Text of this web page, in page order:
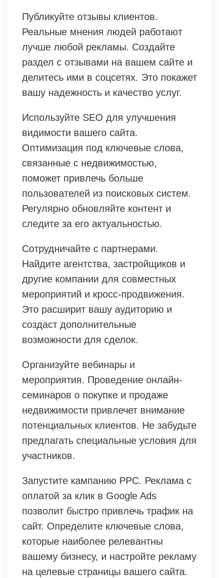
Публикуйте отзывы клиентов.
Реальные мнения людей работают
лучше любой рекламы. Создайте
раздел с отзывами на вашем сайте и
делитесь ими в соцсетях. Это покажет
вашу надежность и качество услуг.
Используйте SEO для улучшения
видимости вашего сайта.
Оптимизация под ключевые слова,
связанные с недвижимостью,
поможет привлечь больше
пользователей из поисковых систем.
Регулярно обновляйте контент и
следите за его актуальностью.
Сотрудничайте с партнерами.
Найдите агентства, застройщиков и
другие компании для совместных
мероприятий и кросс-продвижения.
Это расширит вашу аудиторию и
создаст дополнительные
возможности для сделок.
Организуйте вебинары и
мероприятия. Проведение онлайн-
семинаров о покупке и продаже
недвижимости привлечет внимание
потенциальных клиентов. Не забудьте
предлагать специальные условия для
участников.
Запустите кампанию PPC. Реклама с
оплатой за клик в Google Ads
позволит быстро привлечь трафик на
сайт. Определите ключевые слова,
которые наиболее релевантны
вашему бизнесу, и настройте рекламу
на целевые страницы вашего сайта.